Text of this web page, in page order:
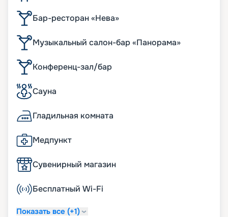
Бар-ресторан «Нева»
Музыкальный салон-бар «Панорама»
Конференц-зал/бар
Сауна
Гладильная комната
Медпункт
Сувенирный магазин
Бесплатный Wi-Fi
Показать все (+1)